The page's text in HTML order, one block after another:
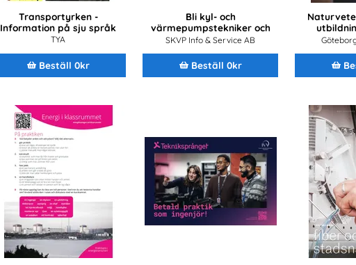
Transportyrken -
Information på sju språk
TYA
Beställ 0kr
Bli kyl- och
värmepumpstekniker och
jobba med framtidens
SKVP Info & Service AB
Beställ 0kr